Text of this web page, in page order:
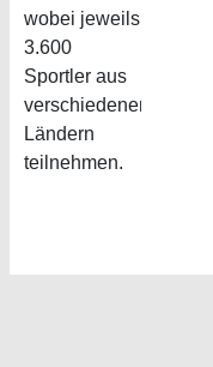
wobei jeweils
3.600
Sportler aus
verschiedenen
Ländern
teilnehmen.